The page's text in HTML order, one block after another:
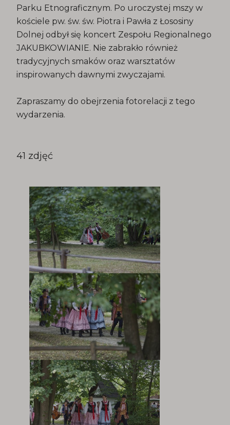
Parku Etnograficznym. Po uroczystej mszy w
kościele pw. św. św. Piotra i Pawła z Łososiny
Dolnej odbył się koncert Zespołu Regionalnego
JAKUBKOWIANIE. Nie zabrakło również
tradycyjnych smaków oraz warsztatów
inspirowanych dawnymi zwyczajami.
Zapraszamy do obejrzenia fotorelacji z tego
wydarzenia.
41 zdjęć